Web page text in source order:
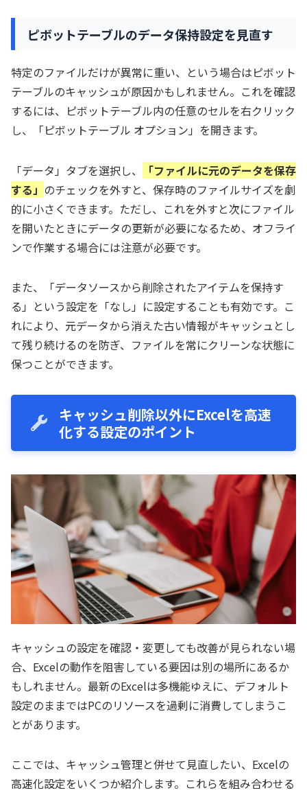
ピボットテーブルのデータ保持設定を見直す
特定のファイルだけが異常に重い、という場合はピボット
テーブルのキャッシュが原因かもしれません。これを確認
するには、ピボットテーブル内の任意のセルを右クリック
し、「ピボットテーブル オプション」を開きます。
「データ」タブを選択し、
「ファイルに元のデータを保存
する」 のチェックを外すと、保存時のファイルサイズを劇
的に小さくできます。ただし、これを外すと次にファイル
を開いたときにデータの更新が必要になるため、オフライ
ンで作業する場合には注意が必要です。
また、「データソースから削除されたアイテムを保持す
る」という設定を「なし」に設定することも有効です。こ
れにより、元データから消えた古い情報がキャッシュとし
て残り続けるのを防ぎ、ファイルを常にクリーンな状態に
保つことができます。
キャッシュ削除以外にExcelを高速
化する設定のポイント
キャッシュの設定を確認・変更しても改善が見られない場
合、Excelの動作を阻害している要因は別の場所にあるか
もしれません。最新のExcelは多機能ゆえに、デフォルト
設定のままではPCのリソースを過剰に消費してしまうこ
とがあります。
ここでは、キャッシュ管理と併せて見直したい、Excelの
高速化設定をいくつか紹介します。これらを組み合わせる